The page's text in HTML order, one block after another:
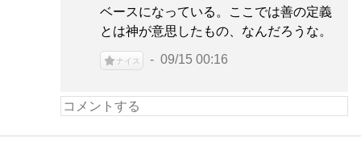
ベースになっている。ここでは善の定義
とは神が意思したもの、なんだろうな。
ナイス 09/15 00:16